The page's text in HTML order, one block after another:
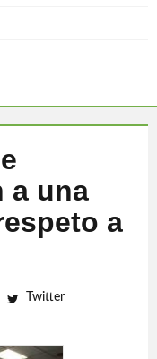
a una
a
Twitter